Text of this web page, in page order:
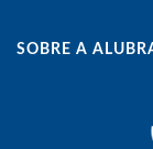
SOBRE A